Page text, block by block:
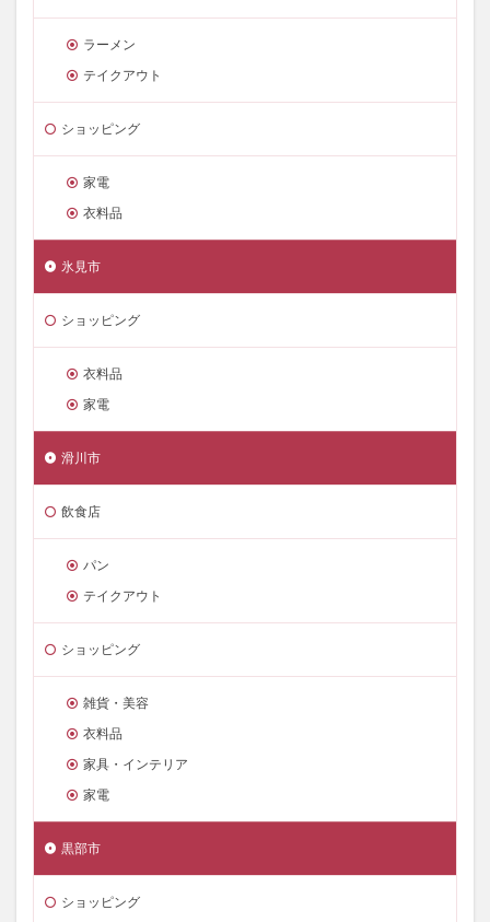
ラーメン
テイクアウト
ショッピング
家電
衣料品
氷見市
ショッピング
衣料品
家電
滑川市
飲食店
パン
テイクアウト
ショッピング
雑貨・美容
衣料品
家具・インテリア
家電
黒部市
ショッピング